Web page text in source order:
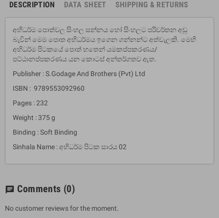
DESCRIPTION DATA SHEET SHIPPING & RETURNS
අභිධර්ම පොත්වල සිංහල සන්නය හෝ සිංහලට පරිවර්තන අඩු
බැවින් මෙම පොත අභිධර්මය ඉගෙන ගන්නන්ට අත්වැලකි. මෙහි
අභිධර්ම පිටකයේ පොත් හතෙන් යමකප්පකරණය/
පට්ඨානප්පකරණය යන කොටස් අන්තර්ගතව ඇත.
Publisher : S.Godage And Brothers (Pvt) Ltd
ISBN : 9789553092960
Pages : 232
Weight : 375 g
Binding : Soft Binding
Sinhala Name : අභිධර්ම පිටක සාරය 02
chat Comments (0)
No customer reviews for the moment.